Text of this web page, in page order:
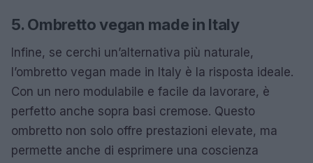
5. Ombretto vegan made in Italy
Infine, se cerchi un’alternativa più naturale,
l’ombretto vegan made in Italy è la risposta ideale.
Con un nero modulabile e facile da lavorare, è
perfetto anche sopra basi cremose. Questo
ombretto non solo offre prestazioni elevate, ma
permette anche di esprimere una coscienza